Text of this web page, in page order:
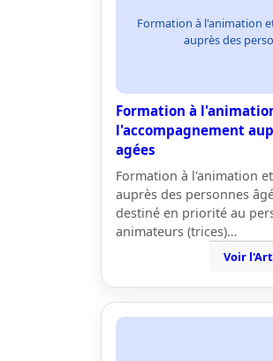
Formation à l'animation
auprès des
Formation à
l'accompagnement
agées
Formation à l'animation
auprès des personnes
destiné en priorité au
animateurs (trices)…
Voir